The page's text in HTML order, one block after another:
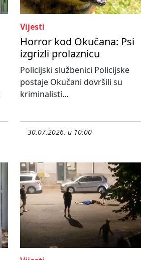
Vijesti
Horror kod Okučana: Psi
izgrizli prolaznicu
Policijski službenici Policijske
postaje Okučani dovršili su
kriminalisti...
30.07.2026. u 10:00